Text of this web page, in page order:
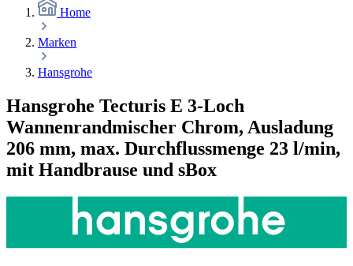
Home
Marken
Hansgrohe
Hansgrohe Tecturis E 3-Loch
Wannenrandmischer Chrom, Ausladung
206 mm, max. Durchflussmenge 23 l/min,
mit Handbrause und sBox